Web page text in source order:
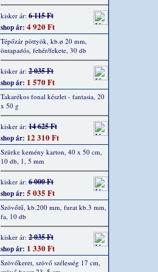
kisker ár: 6 115 Ft
shop ár: 4 920 Ft
Tépőzár pöttyök, kb.ø 20 mm,
öntapadós, fehér/fekete, 30 db
kisker ár: 2 035 Ft
shop ár: 1 570 Ft
Takarékos fonal készlet - fantasia, 20
x 50 g
kisker ár: 14 625 Ft
shop ár: 12 310 Ft
Szürke kemény karton, 40 x 50 cm,
10 db, 1, 5 mm
kisker ár: 6 000 Ft
shop ár: 5 035 Ft
Szövőtű, kb.200 mm, furat kb.3 mm,
fa, 10 db
kisker ár: 2 035 Ft
shop ár: 1 330 Ft
Szövőkeret, szövő szélesség 17 cm,